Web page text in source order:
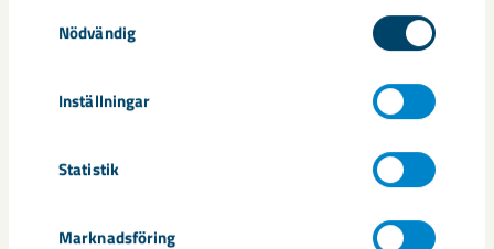
Nödvändig
Inställningar
Statistik
Marknadsföring
Korta fakta:
LKAB har 4 dammanläggningar på tre
I Kiruna finns 2 dammanläggningar, sand-och